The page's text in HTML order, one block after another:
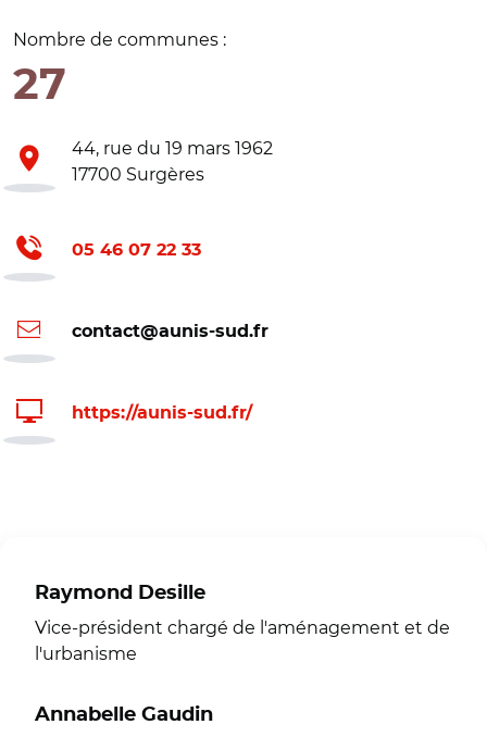
Nombre de communes :
27
44, rue du 19 mars 1962
17700 Surgères
05 46 07 22 33
contact@aunis-sud.fr
https://aunis-sud.fr/
Raymond Desille
Vice-président chargé de l'aménagement et de
l'urbanisme
Annabelle Gaudin